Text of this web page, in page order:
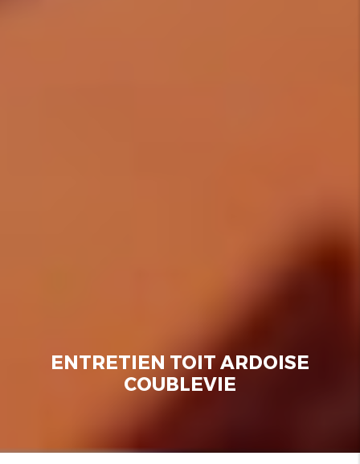
ENTRETIEN TOIT ARDOISE
COUBLEVIE